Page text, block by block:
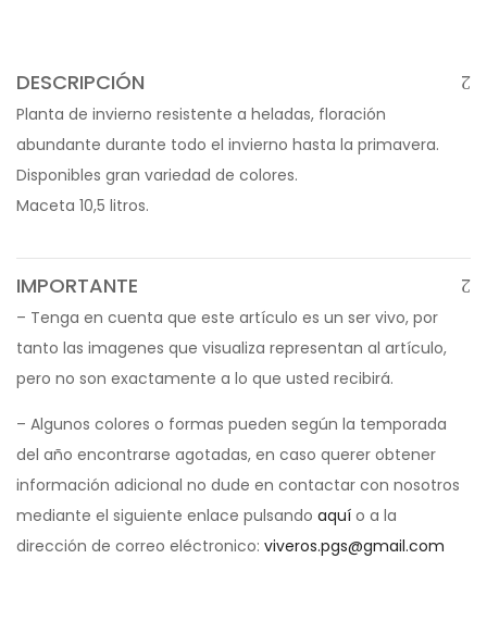
DESCRIPCIÓN
Planta de invierno resistente a heladas, floración
abundante durante todo el invierno hasta la primavera.
Disponibles gran variedad de colores.
Maceta 10,5 litros.
IMPORTANTE
– Tenga en cuenta que este artículo es un ser vivo, por
tanto las imagenes que visualiza representan al artículo,
pero no son exactamente a lo que usted recibirá.
– Algunos colores o formas pueden según la temporada
del año encontrarse agotadas, en caso querer obtener
información adicional no dude en contactar con nosotros
mediante el siguiente enlace pulsando aquí o a la
dirección de correo eléctronico: viveros.pgs@gmail.com